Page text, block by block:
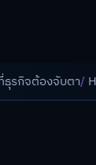
Trends